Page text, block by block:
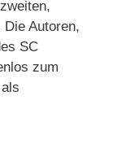
Autoren,
SC
zum